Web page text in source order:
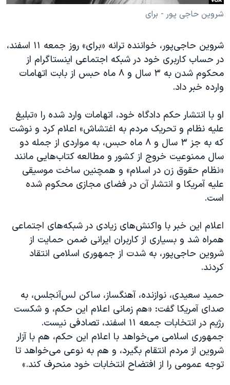
تریبونال مردمی آبان ۹۸
دادگاه حمید نوری
چهل سال گروگان‌گیری
اعتراضات مردمی آبان ۹۸
اسرائیل در جنگ
نرگس محمدی برنده جایزه نوبل صلح
همایش محافظه‌کاران آمریکا «سی‌پک»
شروین حاجی پور - برای
شروین حاجی‌پور، خواننده ترانه «برای» روز جمعه ۱۱ اسفند،
در حساب کاربری خود در شبکه اجتماعی اینستاگرام از
محکوم شدن به ۳ سال و ۸ ماه حبس از بابت اتهامات
وارده خبر داد.
او با انتشار حکم دادگاه خود، اتهامات وارد شده را «تبلیغ
علیه نظام و تحریک مردم به اغتشاش» اعلام کرد و نوشت
که به جز ۳ سال و ۸ ماه حبس، به مواردی از جمله دو
سال ممنوعیت خروج از کشور و مطالعه کتاب‌هایی مانند
«نظام حقوق زن در اسلام» و همچنین ساخت موسیقی
علیه آمریکا و انتشار آن در فضای مجازی محکوم شده
است.
اعلام این خبر با واکنش‌های زیادی در شبکه‌های اجتماعی
همراه شد و بسیاری از کاربران ایرانی ضمن حمایت از
شروین حاجی‌پور، به شدت از جمهوری اسلامی انتقاد
کردند.
حمید سعیدی، نوازنده، آهنگساز، ساکن لس‌آنجلس، به
صدای آمریکا گفت: «هم‌ زمانی اعلام این حکم، و شکست
رژیم در انتخابات جمعه ۱۱ اسفند، تصادفی نیست.
جمهوری اسلامی می‌خواهد با اعلام این حکم، هم با آزار
شروین از مردم انتقام بگیرد، و هم به نوعی می‌خواهد تا
توجه عمومی را از افتضاح انتخابات خود منحرف کند.»